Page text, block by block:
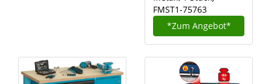
FMST1-75763
*Zum Angebot*